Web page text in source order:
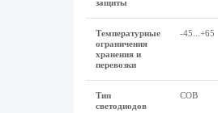
защиты
Температурные
ограничения
хранения и
перевозки
-45...+65
Тип
светодиодов
COB